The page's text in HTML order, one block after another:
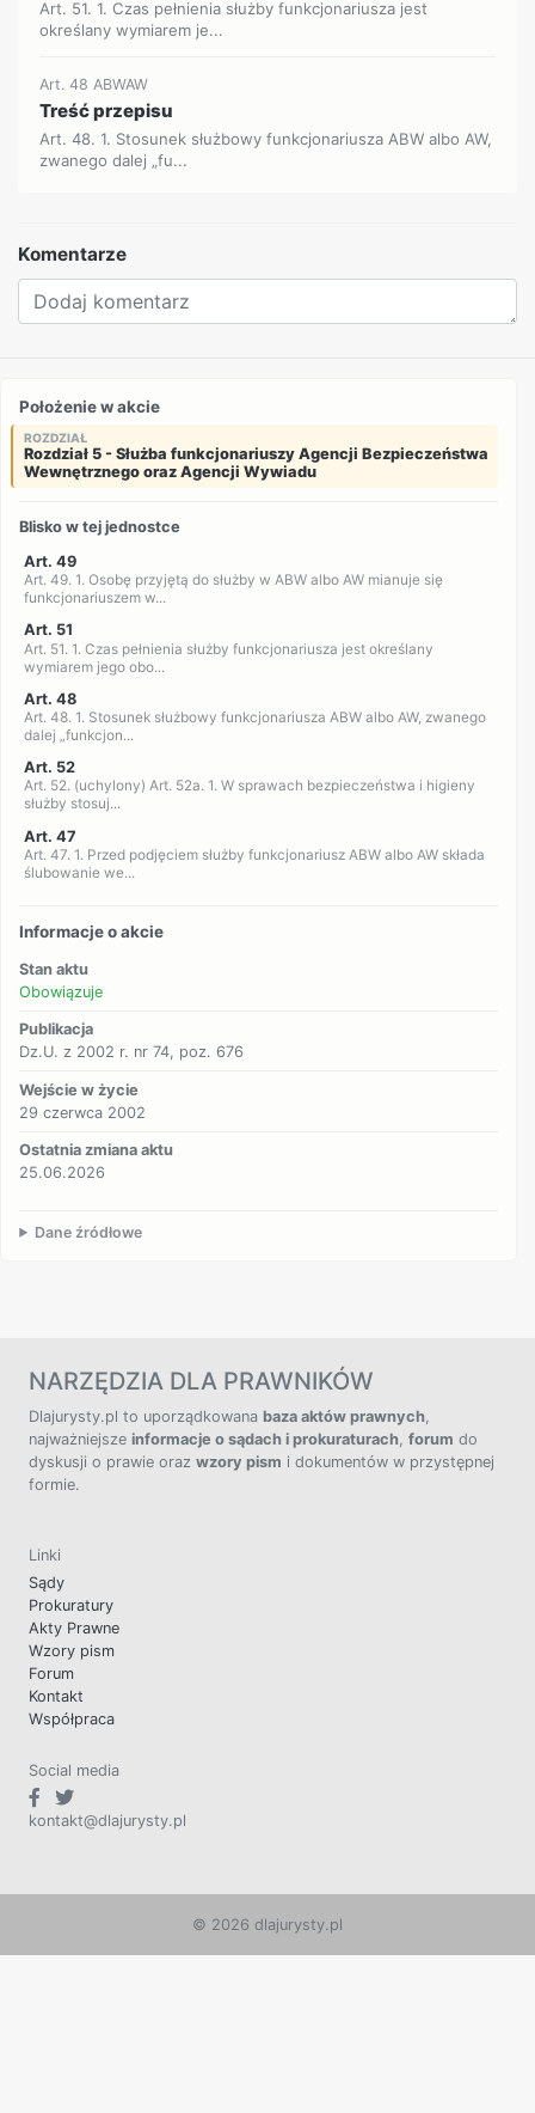
Art. 51. 1. Czas pełnienia służby funkcjonariusza jest
określany wymiarem je...
Art. 48 ABWAW
Treść przepisu
Art. 48. 1. Stosunek służbowy funkcjonariusza ABW albo AW,
zwanego dalej „fu...
Komentarze
Położenie w akcie
ROZDZIAŁ
Rozdział 5 - Służba funkcjonariuszy Agencji Bezpieczeństwa
Wewnętrznego oraz Agencji Wywiadu
Blisko w tej jednostce
Art. 49
Art. 49. 1. Osobę przyjętą do służby w ABW albo AW mianuje się
funkcjonariuszem w...
Art. 51
Art. 51. 1. Czas pełnienia służby funkcjonariusza jest określany
wymiarem jego obo...
Art. 48
Art. 48. 1. Stosunek służbowy funkcjonariusza ABW albo AW, zwanego
dalej „funkcjon...
Art. 52
Art. 52. (uchylony) Art. 52a. 1. W sprawach bezpieczeństwa i higieny
służby stosuj...
Art. 47
Art. 47. 1. Przed podjęciem służby funkcjonariusz ABW albo AW składa
ślubowanie we...
Informacje o akcie
Stan aktu
Obowiązuje
Publikacja
Dz.U. z 2002 r. nr 74, poz. 676
Wejście w życie
29 czerwca 2002
Ostatnia zmiana aktu
25.06.2026
Dane źródłowe
NARZĘDZIA DLA PRAWNIKÓW
Dlajurysty.pl to uporządkowana baza aktów prawnych,
najważniejsze informacje o sądach i prokuraturach, forum do
dyskusji o prawie oraz wzory pism i dokumentów w przystępnej
formie.
Linki
Sądy
Prokuratury
Akty Prawne
Wzory pism
Forum
Kontakt
Współpraca
Social media
kontakt@dlajurysty.pl
© 2026 dlajurysty.pl